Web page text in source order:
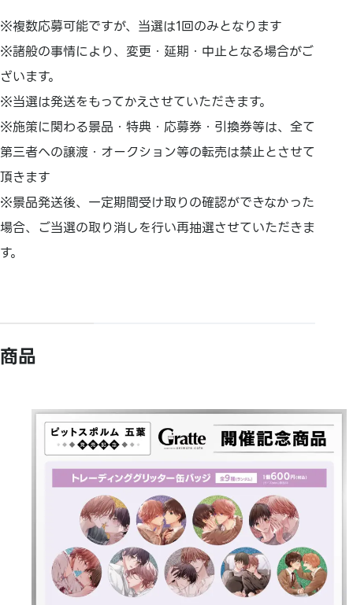
※複数応募可能ですが、当選は1回のみとなります
※諸般の事情により、変更・延期・中止となる場合がご
ざいます。
※当選は発送をもってかえさせていただきます。
※施策に関わる景品・特典・応募券・引換券等は、全て
第三者への譲渡・オークション等の転売は禁止とさせて
頂きます
※景品発送後、一定期間受け取りの確認ができなかった
場合、ご当選の取り消しを行い再抽選させていただきま
す。
商品